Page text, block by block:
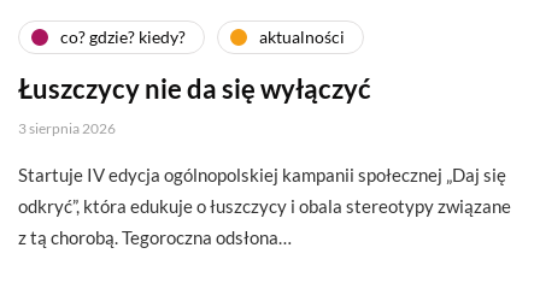
co? gdzie? kiedy? aktualności
Łuszczycy nie da się wyłączyć
3 sierpnia 2026
Startuje IV edycja ogólnopolskiej kampanii społecznej „Daj się
odkryć”, która edukuje o łuszczycy i obala stereotypy związane
z tą chorobą. Tegoroczna odsłona…